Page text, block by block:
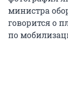
министра
говорится о
по